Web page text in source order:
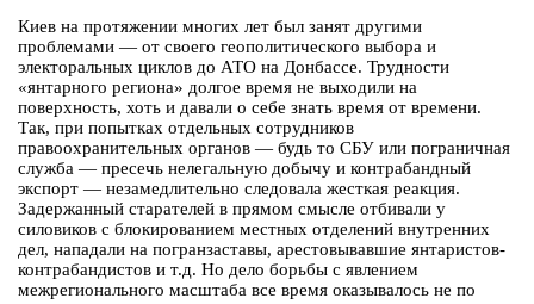
Киев на протяжении многих лет был занят другими
проблемами — от своего геополитического выбора и
электоральных циклов до АТО на Донбассе. Трудности
«янтарного региона» долгое время не выходили на
поверхность, хоть и давали о себе знать время от времени.
Так, при попытках отдельных сотрудников
правоохранительных органов — будь то СБУ или пограничная
служба — пресечь нелегальную добычу и контрабандный
экспорт — незамедлительно следовала жесткая реакция.
Задержанный старателей в прямом смысле отбивали у
силовиков с блокированием местных отделений внутренних
дел, нападали на погранзаставы, арестовывавшие янтаристов-
контрабандистов и т.д. Но дело борьбы с явлением
межрегионального масштаба все время оказывалось не по